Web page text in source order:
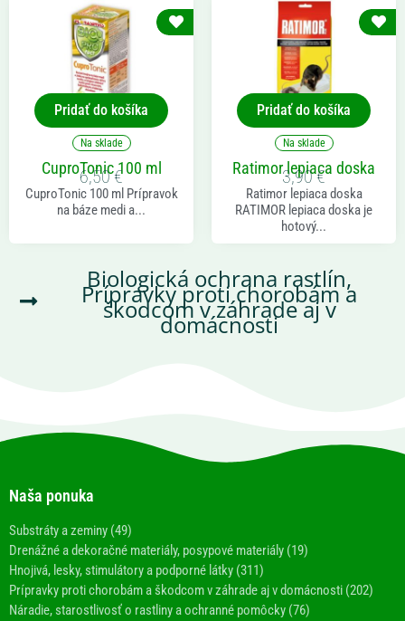
Pridať do košíka
Na sklade
CuproTonic 100 ml
6,50€
CuproTonic 100 ml Prípravok
na báze medi a...
Pridať do košíka
Na sklade
Ratimor lepiaca doska
3,90€
Ratimor lepiaca doska
RATIMOR lepiaca doska je
hotový...
Biologická ochrana rastlín,
Prípravky proti chorobám a
škodcom v záhrade aj v
domácnosti
Naša ponuka
Substráty a zeminy (49)
Drenážné a dekoračné materiály, posypové materiály (19)
Hnojivá, lesky, stimulátory a podporné látky (311)
Prípravky proti chorobám a škodcom v záhrade aj v domácnosti (202)
Náradie, starostlivosť o rastliny a ochranné pomôcky (76)